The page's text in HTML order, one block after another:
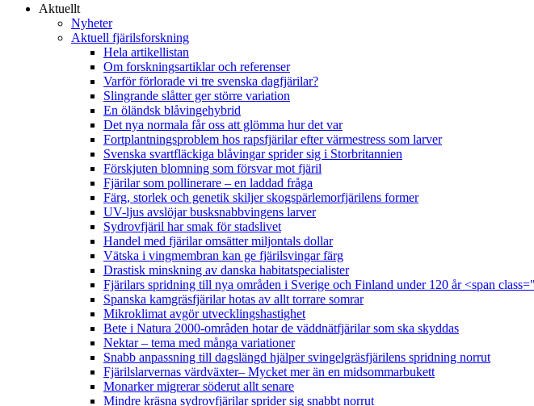
Aktuellt
Nyheter
Aktuell fjärilsforskning
Hela artikellistan
Om forskningsartiklar och referenser
Varför förlorade vi tre svenska dagfjärilar?
Slingrande slåtter ger större variation
En öländsk blåvingehybrid
Det nya normala får oss att glömma hur det var
Fortplantningsproblem hos rapsfjärilar efter värmestress som larver
Svenska svartfläckiga blåvingar sprider sig i Storbritannien
Förskjuten blomning som försvar mot fjäril
Fjärilar som pollinerare – en laddad fråga
Färg, storlek och genetik skiljer skogspärlemorfjärilens former
UV-ljus avslöjar busksnabbvingens larver
Sydrovfjäril har smak för stadslivet
Handel med fjärilar omsätter miljontals dollar
Vätska i vingmembran kan ge fjärilsvingar färg
Drastisk minskning av danska habitatspecialister
Fjärilars spridning till nya områden i Sverige och Finland under 120 år <span
Spanska kamgräsfjärilar hotas av allt torrare somrar
Mikroklimat avgör utvecklingshastighet
Bete i Natura 2000-områden hotar de väddnätfjärilar som ska skyddas
Nektar – tema med många variationer
Snabb anpassning till dagslängd hjälper svingelgräsfjärilens spridning norrut
Fjärilslarvernas värdväxter– Mycket mer än en midsommarbukett
Monarker migrerar söderut allt senare
Mindre kräsna sydrovfjärilar sprider sig snabbt norrut